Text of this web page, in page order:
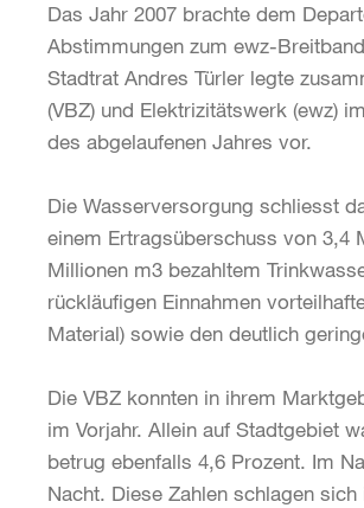
Das Jahr 2007 brachte dem
Abstimmungen zum ewz-
Stadtrat Andres Türler legte
(VBZ) und Elektrizitätswerk (ewz)
des abgelaufenen Jah­res vor.
Die Wasserversorgung schliesst
einem Ertragsüberschuss von 3,4
Millionen m3 bezahltem
rückläufigen Einnahmen
Material) sowie den deutlich
Die VBZ konnten in ihrem
im Vorjahr. Allein auf Stadtgebiet
betrug ebenfalls 4,6 Prozent. Im
Nacht. Diese Zahlen schlagen